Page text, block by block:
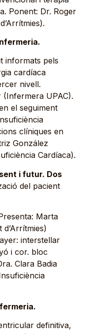
Ponent: Dr. Roger
informats pels
cardíaca
nivell.
(Infermera UPAC).
el seguiment
clíniques en
González
Cardíaca).
i futur. Dos
del pacient
Marta
interstellar
i cor. bloc
Clara Badia
definitiva,